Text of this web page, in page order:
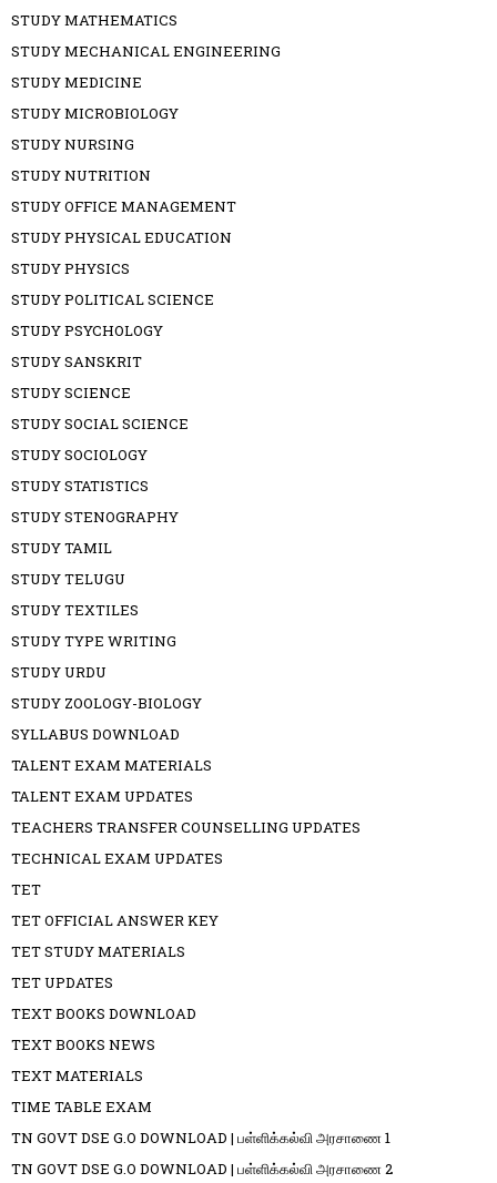
STUDY MATHEMATICS
STUDY MECHANICAL ENGINEERING
STUDY MEDICINE
STUDY MICROBIOLOGY
STUDY NURSING
STUDY NUTRITION
STUDY OFFICE MANAGEMENT
STUDY PHYSICAL EDUCATION
STUDY PHYSICS
STUDY POLITICAL SCIENCE
STUDY PSYCHOLOGY
STUDY SANSKRIT
STUDY SCIENCE
STUDY SOCIAL SCIENCE
STUDY SOCIOLOGY
STUDY STATISTICS
STUDY STENOGRAPHY
STUDY TAMIL
STUDY TELUGU
STUDY TEXTILES
STUDY TYPE WRITING
STUDY URDU
STUDY ZOOLOGY-BIOLOGY
SYLLABUS DOWNLOAD
TALENT EXAM MATERIALS
TALENT EXAM UPDATES
TEACHERS TRANSFER COUNSELLING UPDATES
TECHNICAL EXAM UPDATES
TET
TET OFFICIAL ANSWER KEY
TET STUDY MATERIALS
TET UPDATES
TEXT BOOKS DOWNLOAD
TEXT BOOKS NEWS
TEXT MATERIALS
TIME TABLE EXAM
TN GOVT DSE G.O DOWNLOAD | பள்ளிக்கல்வி அரசாணை 1
TN GOVT DSE G.O DOWNLOAD | பள்ளிக்கல்வி அரசாணை 2